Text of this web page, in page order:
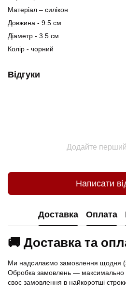
Матеріал – силікон
Довжина - 9.5 см
Діаметр - 3.5 см
Колір - чорний
Відгуки
Додайте перший
Написати
Доставка Оплата
🚚 Доставка та
Ми надсилаємо замовлення щодня (з
Обробка замовлень —
своє замовлення в найкоротші